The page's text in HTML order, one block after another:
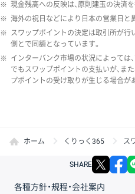
※ 現金残高への反映は、原則建玉の決済
※ 海外の祝日などにより日本の営業日と
※ スワップポイントの決定は取引所が行
側とで同額となっています。
※ インターバンク市場の状況によっては
でもスワップポイントの支払いが、ま
プポイントの受け取りが生じる場合が
ホーム くりっく365 ス
SHARE X
各種方針・規程・会社案内